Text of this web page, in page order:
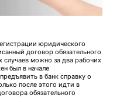
юридического
договор обязательного
случаев можно за два рабочих
был в начале
в банк справку о
после этого идти в
обязательного